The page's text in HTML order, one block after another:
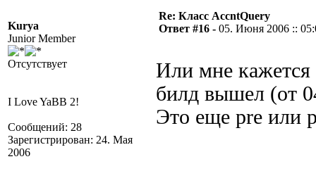
Kurya
Junior Member
Отсутствует
I Love YaBB 2!
Сообщений: 28
Зарегистрирован: 24. Мая
2006
Re: Класс AccntQuery
Ответ #16 - 05. Июня 2006 ::
Или мне
билд вышел (от
Это еще pre или